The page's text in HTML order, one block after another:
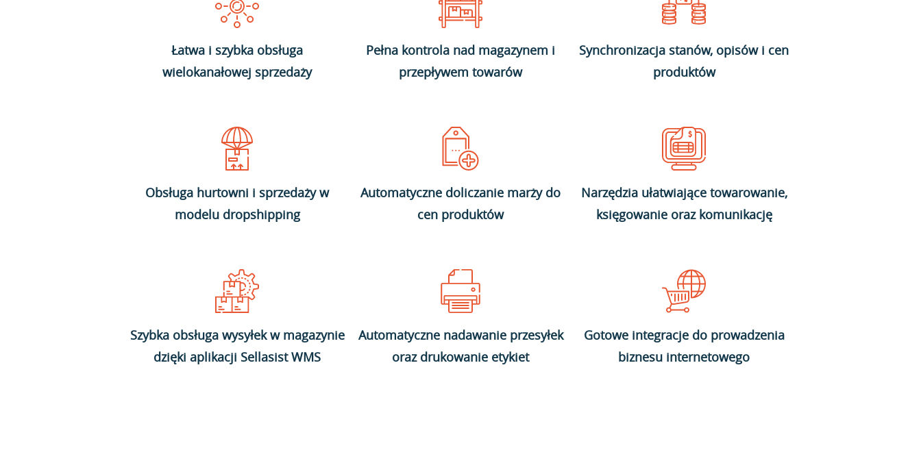
Łatwa i szybka obsługa
wielokanałowej sprzedaży
Pełna kontrola nad magazynem i
przepływem towarów
Synchronizacja stanów, opisów i cen
produktów
Obsługa hurtowni i sprzedaży w
modelu dropshipping
Automatyczne doliczanie marży do
cen produktów
Narzędzia ułatwiające towarowanie,
księgowanie oraz komunikację
Szybka obsługa wysyłek w magazynie
dzięki aplikacji Sellasist WMS
Automatyczne nadawanie przesyłek
oraz drukowanie etykiet
Gotowe integracje do prowadzenia
biznesu internetowego